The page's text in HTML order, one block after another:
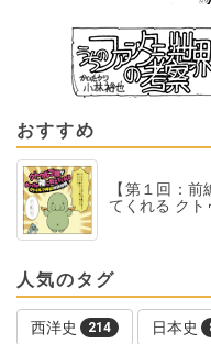
おすすめ
【第１回：
てくれる クト
人気のタグ
西洋史 214 日本史